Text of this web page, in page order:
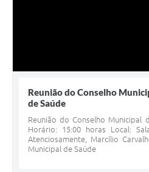
Reunião do Conselho
de Saúde
Reunião do Conselho Municipal
Horário: 15:00 horas Local:
Atenciosamente, Marcílio
Municipal de Saúde